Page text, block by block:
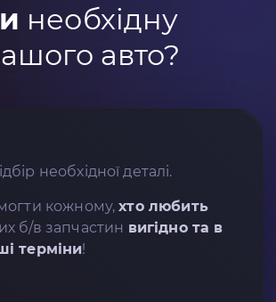
необхідну
авто?
необхідної деталі.
кожному,хто любить
б/в запчастин вигідно та в
терміни!